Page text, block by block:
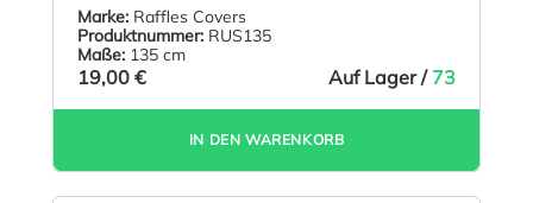
Marke: Raffles Covers
Produktnummer: RUS135
Maße: 135 cm
19,00 € Auf Lager / 73
IN DEN WARENKORB